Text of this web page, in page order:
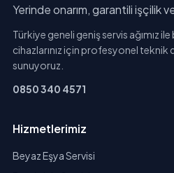
Yerinde onarım, garantili işçilik
Türkiye geneli geniş servis ağımız
cihazlarınız için profesyonel teknik
sunuyoruz.
0850 340 4571
Hizmetlerimiz
Beyaz Eşya Servisi